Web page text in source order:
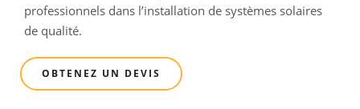
professionnels dans l’installation de systèmes solaires
de qualité.
OBTENEZ UN DEVIS